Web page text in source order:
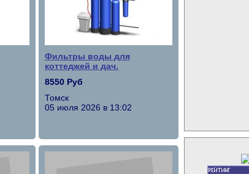
Фильтры воды для
коттеджей и дач.
8550 Руб
Томск
05 июля 2026 в 13:02